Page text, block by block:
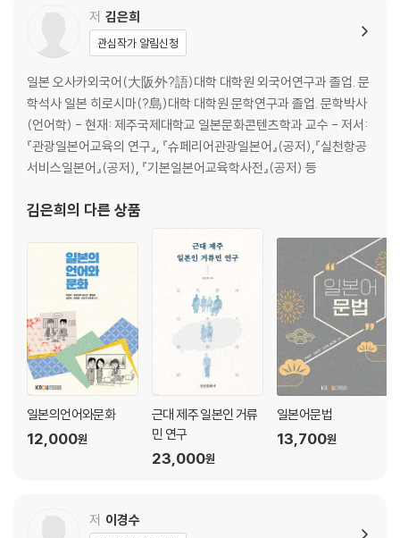
第9課 ドライブ (드라이브)
第10課 ネットショッピング (인터넷 쇼핑)
第11課 野球 (야구)
第12課 お守り (오마모리)
第13課 ことわざ (속담)
第14課 ?レシピ (덮밥 레시피)
第15課 タイムセ?ル (타임 세일)
저 김은희
관심작가 알림신청
일본 오사카외국어(大阪外?語)대학 대학원 외국어연구과 졸업. 문
학석사 일본 히로시마(?島)대학 대학원 문학연구과 졸업. 문학박사
(언어학) - 현재: 제주국제대학교 일본문화콘텐츠학과 교수 - 저서:
『관광일본어교육의 연구』, 『슈페리어관광일본어』(공저),『실천항공
서비스일본어』(공저), 『기본일본어교육학사전』(공저) 등
김은희의 다른 상품
일본의언어와문화
12,000원
근대 제주 일본인 거류
민 연구
23,000원
일본어문법
13,700원
저 이경수